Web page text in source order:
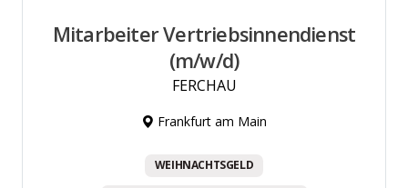
Mitarbeiter Vertriebsinnendienst
(m/w/d)
FERCHAU
Frankfurt am Main
WEIHNACHTSGELD